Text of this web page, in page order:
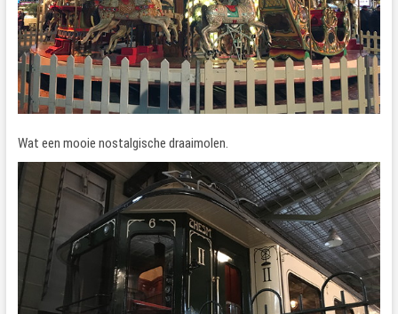
Wat een mooie nostalgische draaimolen.